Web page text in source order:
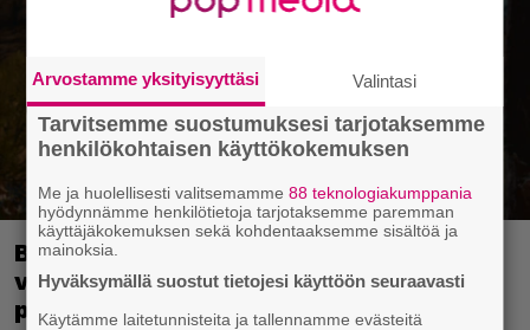
Baldur’s Gate 3 -kehittäjä julkaisi pelin
vuosipäivän kunniaksi tilastotietoja
pelaajien erikoisista valinnoista
Arvostamme yksityisyyttäsi Valintasi
Tarvitsemme suostumuksesi tarjotaksemme
henkilökohtaisen käyttökokemuksen
Me ja huolellisesti valitsemamme88 teknologiakumppania
hyödynnämme henkilötietoja tarjotaksemme paremman
käyttäjäkokemuksen sekä kohdentaaksemme sisältöä ja
mainoksia.
Hyväksymällä suostut tietojesi käyttöön seuraavasti
Käytämme laitetunnisteita ja tallennamme evästeitä